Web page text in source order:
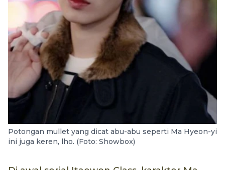
Potongan mullet yang dicat abu-abu seperti Ma Hyeon-yi
ini juga keren, lho. (Foto: Showbox)